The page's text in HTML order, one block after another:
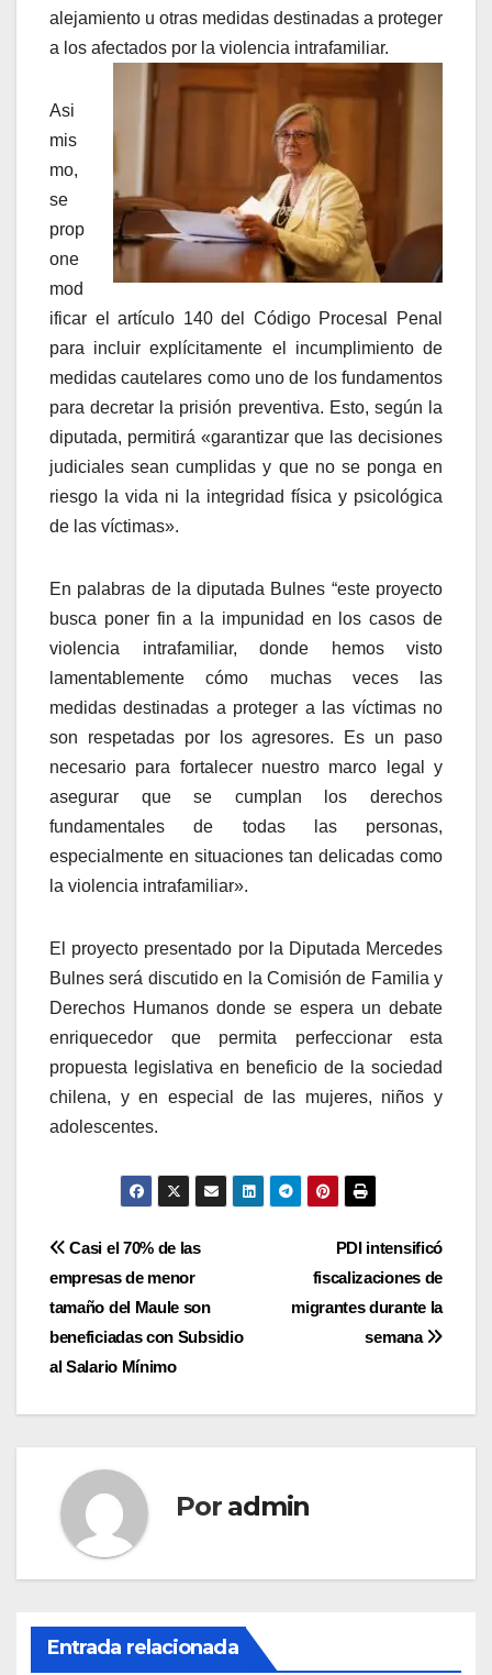
alejamiento u otras medidas destinadas a proteger
a los afectados por la violencia intrafamiliar.
Asi
mis
mo,
se
prop
one
mod
ificar el artículo 140 del Código Procesal Penal
para incluir explícitamente el incumplimiento de
medidas cautelares como uno de los fundamentos
para decretar la prisión preventiva. Esto, según la
diputada, permitirá «garantizar que las decisiones
judiciales sean cumplidas y que no se ponga en
riesgo la vida ni la integridad física y psicológica
de las víctimas».
En palabras de la diputada Bulnes “este proyecto
busca poner fin a la impunidad en los casos de
violencia intrafamiliar, donde hemos visto
lamentablemente cómo muchas veces las
medidas destinadas a proteger a las víctimas no
son respetadas por los agresores. Es un paso
necesario para fortalecer nuestro marco legal y
asegurar que se cumplan los derechos
fundamentales de todas las personas,
especialmente en situaciones tan delicadas como
la violencia intrafamiliar».
El proyecto presentado por la Diputada Mercedes
Bulnes será discutido en la Comisión de Familia y
Derechos Humanos donde se espera un debate
enriquecedor que permita perfeccionar esta
propuesta legislativa en beneficio de la sociedad
chilena, y en especial de las mujeres, niños y
adolescentes.
Navegación
de
entradas
PDI intensificó
fiscalizaciones de
migrantes durante la
semana
Casi el 70% de las
empresas de menor
tamaño del Maule son
beneficiadas con Subsidio
al Salario Mínimo
Por admin
Entrada relacionada